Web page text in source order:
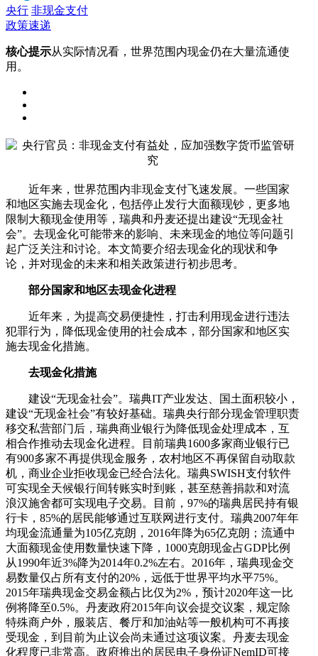
央行 非现金支付
政策速递
核心提示从实际情况看，世界范围内现金仍在大量流通使
用。
近年来，世界范围内非现金支付飞速发展。一些国家
和地区实施去现金化，包括停止发行大面额现钞，更多地
限制大额现金使用等，瑞典和丹麦还提出建设“无现金社
会”。去现金化可能带来的影响、未来现金的地位等问题引
起广泛关注和讨论。本文简要介绍去现金化的现状和争
论，并对现金的未来和相关政策进行初步思考。
部分国家和地区去现金化进程
近年来，为提高交易便捷性，打击利用现金进行违法
犯罪行为，降低现金使用的社会成本，部分国家和地区实
施去现金化措施。
去现金化措施
建设“无现金社会”。瑞典IT产业发达、国土面积较小，
建设“无现金社会”有较好基础。瑞典央行部分现金管理职责
移交私营部门后，瑞典商业银行为降低现金处理成本，互
相合作推动去现金化进程。目前瑞典1600多家商业银行已
有900多家不再提供现金服务，农村地区不再保留自动取款
机，商业企业拒收现金已经合法化。瑞典SWISH支付软件
可实现全天候银行间转账实时到账，甚至慈善捐款和对流
浪汉施舍都可实现电子交易。目前，97%的瑞典居民持有银
行卡，85%的居民能够通过互联网进行支付。瑞典2007年年
均现金流通量为105亿克朗，2016年降为65亿克朗；流通中
大面额现金使用数量快速下降，1000克朗现金占GDP比例
从1990年近3%降为2014年0.2%左右。2016年，瑞典现金交
易数量仅占所有支付的20%，远低于世界平均水平75%。
2015年瑞典现金交易金额占比仅为2%，预计2020年这一比
例将降至0.5%。丹麦政府2015年向议会提交议案，规定除
特殊商户外，服装店、餐厅和加油站等一般机构可不再接
受现金，到目前为止议会尚未通过这项议案。丹麦去现金
化程度已非常高。政府推出的居民电子身份证NemID可接